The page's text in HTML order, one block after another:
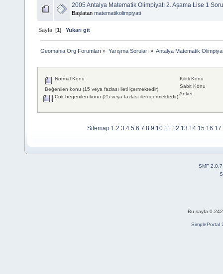
2005 Antalya Matematik Olimpiyatı 2. Aşama Lise 1
Başlatan matematikolimpiyati
Sayfa: [1]Yukarı git
Geomania.Org Forumları » Yarışma Soruları » Antalya Matematik
Normal Konu
Beğenilen konu (15 veya fazlası ileti içermektedir)
Çok beğenilen konu (25 veya fazlası ileti içermektedir)
Kilitli Konu
Sabit Konu
Anket
Sitemap 1 2 3 4 5 6 7 8 9 10 11 12 13 14 15 16 17
SMF 2.0.7
Bu sayfa
SimplePortal